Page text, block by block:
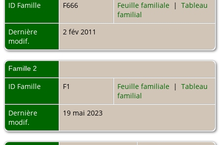
ID Famille
F666 Feuille familiale | Tableau
familial
Dernière
modif.
2 fév 2011
Famille 2
ID Famille F1 Feuille familiale | Tableau
familial
Dernière
modif.
19 mai 2023